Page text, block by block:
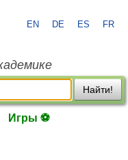
EN DE ES FR
Найти!
Игры ⚽